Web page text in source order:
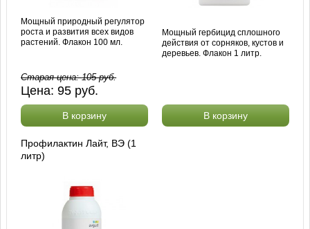
Мощный природный регулятор
роста и развития всех видов
растений. Флакон 100 мл.
Старая цена:105руб.
Цена:95 руб.
В корзину
Мощный гербицид сплошного
действия от сорняков, кустов и
деревьев. Флакон 1 литр.
В корзину
Профилактин Лайт, ВЭ (1
литр)